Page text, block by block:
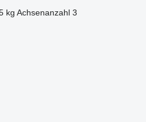
kg Achsenanzahl 3